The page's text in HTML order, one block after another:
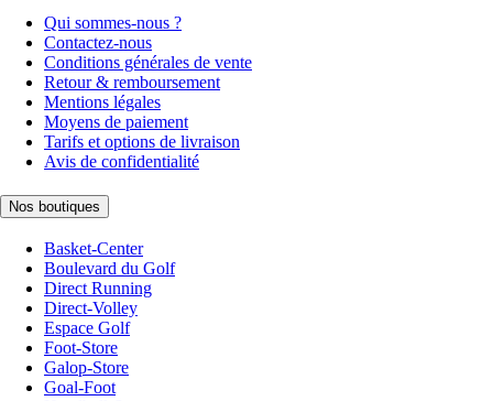
Qui sommes-nous ?
Contactez-nous
Conditions générales de vente
Retour & remboursement
Mentions légales
Moyens de paiement
Tarifs et options de livraison
Avis de confidentialité
Nos boutiques
Basket-Center
Boulevard du Golf
Direct Running
Direct-Volley
Espace Golf
Foot-Store
Galop-Store
Goal-Foot